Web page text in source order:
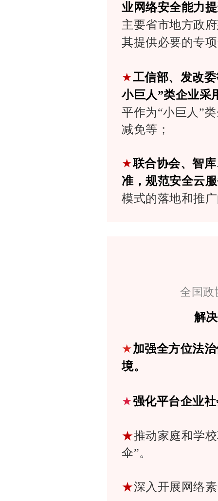
业网络安全能力
主要省市地方政
其提供必要的专
★工信部、发改
小巨人”类企业采
平作为“小巨人”
减免等；
★联合协会、智
准，规范安全云
模式的落地和推
全国政
解
★加强全方位法
境。
★强化平台企业
★推动家庭和学
伞”。
★深入开展网络